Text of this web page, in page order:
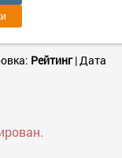
Рейтинг|Дата